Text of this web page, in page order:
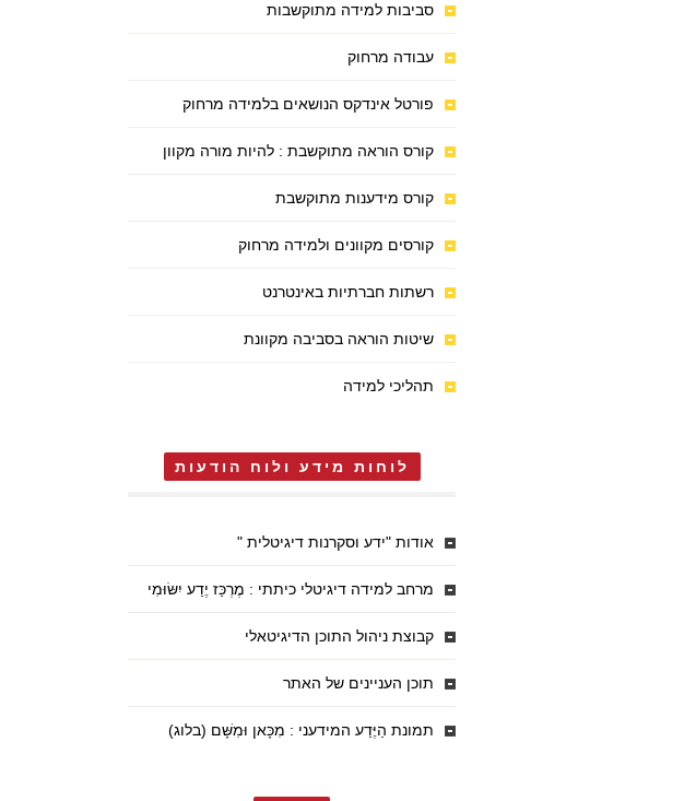
סביבות למידה מתוקשבות
עבודה מרחוק
פורטל אינדקס הנושאים בלמידה מרחוק
קורס הוראה מתוקשבת : להיות מורה מקוון
קורס מידענות מתוקשבת
קורסים מקוונים ולמידה מרחוק
רשתות חברתיות באינטרנט
שיטות הוראה בסביבה מקוונת
תהליכי למידה
לוחות מידע ולוח הודעות
אודות "ידע וסקרנות דיגיטלית "
מרחב למידה דיגיטלי כיתתי : מֶרְכַּז יֶדַע יִשּׂוּמִי
קבוצת ניהול התוכן הדיגיטאלי
תוכן העניינים של האתר
תמונת הַיֶּדַע המידעני : מִכָּאן וּמִשָּׁם (בלוג)